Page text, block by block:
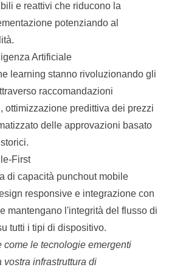
e reattivi che riducono la
potenziando al
Artificiale
learning stanno rivoluzionando gli
raccomandazioni
ottimizzazione predittiva dei prezzi
delle approvazioni basato
First
di capacità punchout mobile
responsive e integrazione con
mantengano l'integrità del flusso di
tutti i tipi di dispositivo.
come le tecnologie emergenti
infrastruttura di